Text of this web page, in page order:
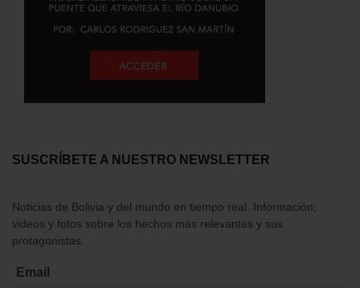
SUSCRÍBETE A NUESTRO NEWSLETTER
Noticias de Bolivia y del mundo en tiempo real. Información,
videos y fotos sobre los hechos más relevantes y sus
protagonistas.
Email